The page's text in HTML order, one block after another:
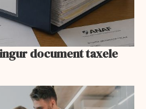
document taxele